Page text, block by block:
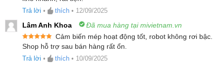
Robot hút bụi lau nhà Roborock Qrevo EdgeT không
chỉ sở hữu thiết kế siêu mỏng 7.98cm mà còn được
trang bị khả năng len lỏi vào mọi góc khuất mà các
thiết bị khác khó tiếp cận. Từ gầm sofa, tủ kệ đến
giường ngủ, mọi ngóc ngách đều được làm sạch một
hạng 55
sao
Trả lời • thích • 12/09/2025
Lâm Anh Khoa Đã mua hàng tại mivietnam.vn
Được xếp
hạng5 5
sao
Cảm biến mép hoạt động tốt, robot không rơi bậc.
Shop hỗ trợ sau bán hàng rất ổn.
Trả lời • thích • 10/09/2025